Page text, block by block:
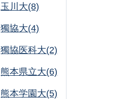
玉川大(8)
獨協大(4)
獨協医科大(2)
熊本県立大(6)
熊本学園大(5)